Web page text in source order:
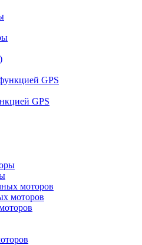
GPS
моторов